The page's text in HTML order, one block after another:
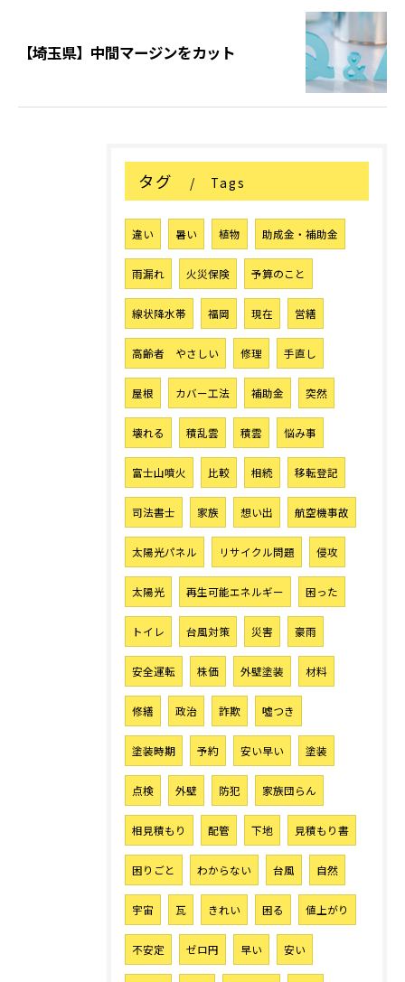
【埼玉県】中間マージンをカット
タグ Tags
違い 暑い 植物 助成金・補助金
雨漏れ 火災保険 予算のこと
線状降水帯 福岡 現在 営繕
高齢者 やさしい 修理 手直し
屋根 カバー工法 補助金 突然
壊れる 積乱雲 積雲 悩み事
富士山噴火 比較 相続 移転登記
司法書士 家族 想い出 航空機事故
太陽光パネル リサイクル問題 侵攻
太陽光 再生可能エネルギー 困った
トイレ 台風対策 災害 豪雨
安全運転 株価 外壁塗装 材料
修繕 政治 詐欺 噓つき
塗装時期 予約 安い早い 塗装
点検 外壁 防犯 家族団らん
相見積もり 配管 下地 見積もり書
困りごと わからない 台風 自然
宇宙 瓦 きれい 困る 値上がり
不安定 ゼロ円 早い 安い